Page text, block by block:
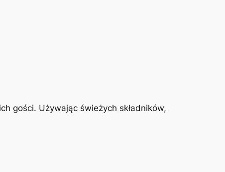
gości. Używając świeżych składników,